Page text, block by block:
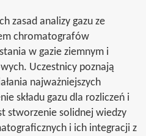
zasad analizy gazu ze
chromatografów
w gazie ziemnym i
Uczestnicy poznają
najważniejszych
składu gazu dla rozliczeń i
stworzenie solidnej wiedzy
i ich integracji z